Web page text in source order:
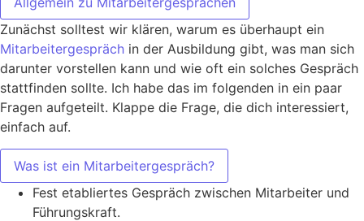
Zunächst solltest wir klären, warum es überhaupt ein
Mitarbeitergespräch in der Ausbildung gibt, was man sich
darunter vorstellen kann und wie oft ein solches Gespräch
stattfinden sollte. Ich habe das im folgenden in ein paar
Fragen aufgeteilt. Klappe die Frage, die dich interessiert,
einfach auf.
Was ist ein Mitarbeitergespräch?
Fest etabliertes Gespräch zwischen Mitarbeiter und
Führungskraft.